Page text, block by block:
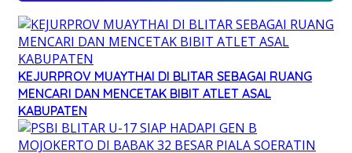
KEJURPROV MUAYTHAI DI BLITAR SEBAGAI RUANG
MENCARI DAN MENCETAK BIBIT ATLET ASAL
KABUPATEN